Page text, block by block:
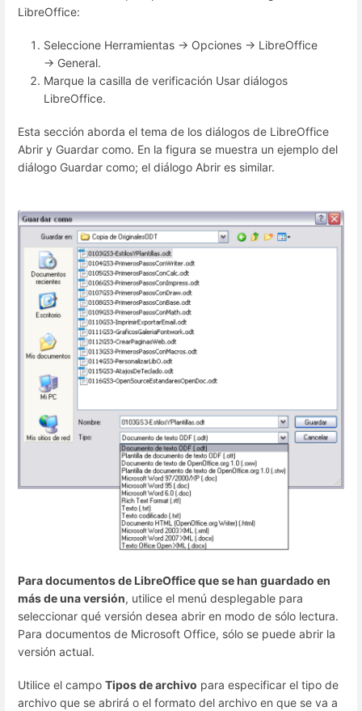
LibreOffice:
Seleccione Herramientas → Opciones → LibreOffice
→ General.
Marque la casilla de verificación Usar diálogos
LibreOffice.
Esta sección aborda el tema de los diálogos de LibreOffice
Abrir y Guardar como. En la figura se muestra un ejemplo del
diálogo Guardar como; el diálogo Abrir es similar.
Para documentos de LibreOffice que se han guardado en
más de una versión, utilice el menú desplegable para
seleccionar qué versión desea abrir en modo de sólo lectura.
Para documentos de Microsoft Office, sólo se puede abrir la
versión actual.
Utilice el campo Tipos de archivo para especificar el tipo de
archivo que se abrirá o el formato del archivo en que se va a